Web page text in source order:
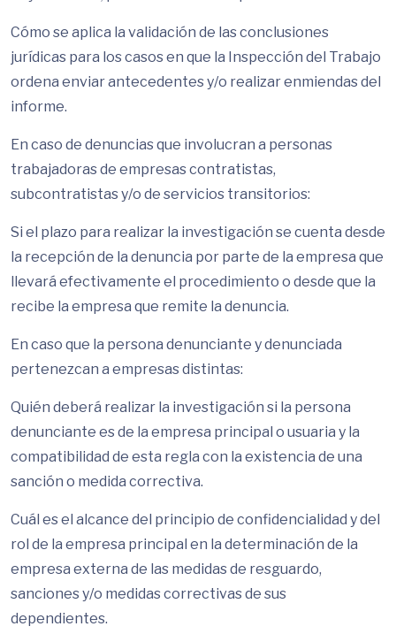
Cómo se aplica la validación de las conclusiones
jurídicas para los casos en que la Inspección del Trabajo
ordena enviar antecedentes y/o realizar enmiendas del
informe.
En caso de denuncias que involucran a personas
trabajadoras de empresas contratistas,
subcontratistas y/o de servicios transitorios:
Si el plazo para realizar la investigación se cuenta desde
la recepción de la denuncia por parte de la empresa que
llevará efectivamente el procedimiento o desde que la
recibe la empresa que remite la denuncia.
En caso que la persona denunciante y denunciada
pertenezcan a empresas distintas:
Quién deberá realizar la investigación si la persona
denunciante es de la empresa principal o usuaria y la
compatibilidad de esta regla con la existencia de una
sanción o medida correctiva.
Cuál es el alcance del principio de confidencialidad y del
rol de la empresa principal en la determinación de la
empresa externa de las medidas de resguardo,
sanciones y/o medidas correctivas de sus
dependientes.